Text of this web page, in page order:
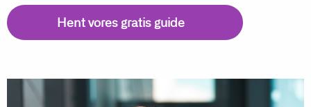
Hent vores gratis guide